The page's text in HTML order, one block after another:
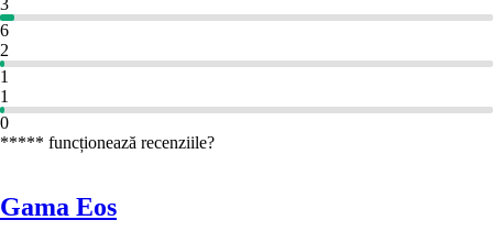
3
6
2
1
1
0
***** funcționează recenziile?
Gama Eos